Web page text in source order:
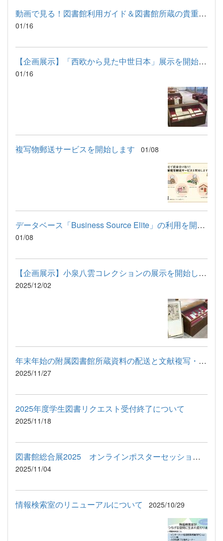
動画で見る！図書館利用ガイド＆図書館所蔵の貴重書紹介 HP掲載の...
01/16
【企画展示】「西欧から見た中世日本」展示を開始しました
01/16
複写物郵送サービスを開始します 01/08
データベース「Business Source Elite」の利用を開始しました
01/08
【企画展示】小泉八雲コレクションの展示を開始しました
2025/12/02
年末年始の附属図書館所蔵資料の配送と文献複写・現物貸借について
2025/11/27
2025年度学生図書リクエスト受付終了について
2025/11/18
図書館総合展2025 オンラインポスターセッション出展について
2025/11/04
情報検索室のリニューアルについて 2025/10/29